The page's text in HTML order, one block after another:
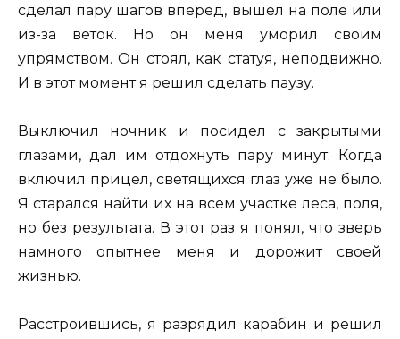
сделал пару шагов вперед, вышел на поле или
из-за веток. Но он меня уморил своим
упрямством. Он стоял, как статуя, неподвижно.
И в этот момент я решил сделать паузу.
Выключил ночник и посидел с закрытыми
глазами, дал им отдохнуть пару минут. Когда
включил прицел, светящихся глаз уже не было.
Я старался найти их на всем участке леса, поля,
но без результата. В этот раз я понял, что зверь
намного опытнее меня и дорожит своей
жизнью.
Расстроившись, я разрядил карабин и решил